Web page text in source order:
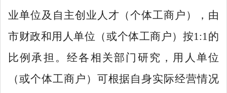
业单位及自主创业人才（个体工商户），由
市财政和用人单位（或个体工商户）按1 :1 的
比例承担。经各相关部门研究，用人单位
（或个体工商户）可根据自身实际经营情况